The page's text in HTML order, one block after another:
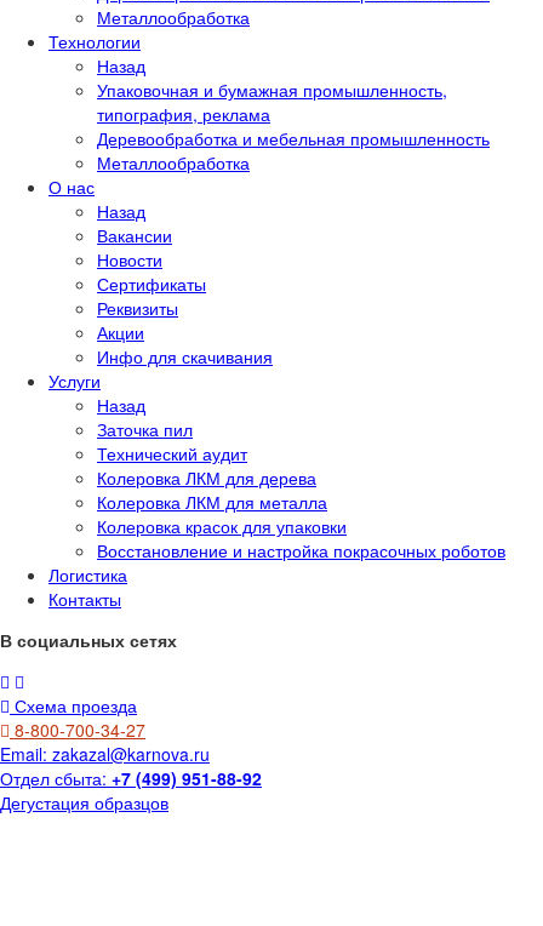
Металлообработка
Технологии
Назад
Упаковочная и бумажная промышленность,
типография, реклама
Деревообработка и мебельная промышленность
Металлообработка
О нас
Назад
Вакансии
Новости
Сертификаты
Реквизиты
Акции
Инфо для скачивания
Услуги
Назад
Заточка пил
Технический аудит
Колеровка ЛКМ для дерева
Колеровка ЛКМ для металла
Колеровка красок для упаковки
Восстановление и настройка покрасочных роботов
Логистика
Контакты
В социальных сетях
Схема проезда
8-800-700-34-27
Email: zakazal@karnova.ru
Отдел сбыта: +7 (499) 951-88-92
Дегустация образцов